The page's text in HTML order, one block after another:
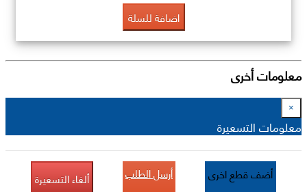
اضافة للسلة
معلومات أخرى
×
معلومات التسعيرة
أضف قطع اخرى أرسل الطلب ألغاء التسعيرة